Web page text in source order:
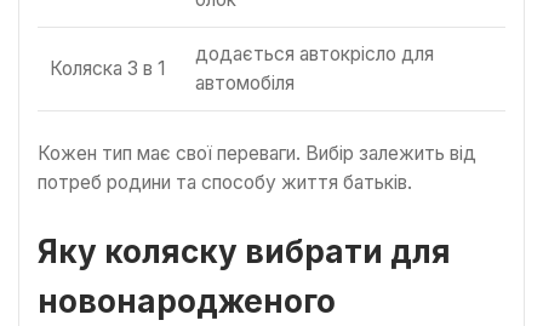
Коляска 3 в 1
додається автокрісло для
автомобіля
Кожен тип має свої переваги. Вибір залежить від
потреб родини та способу життя батьків.
Яку коляску вибрати для
новонародженого